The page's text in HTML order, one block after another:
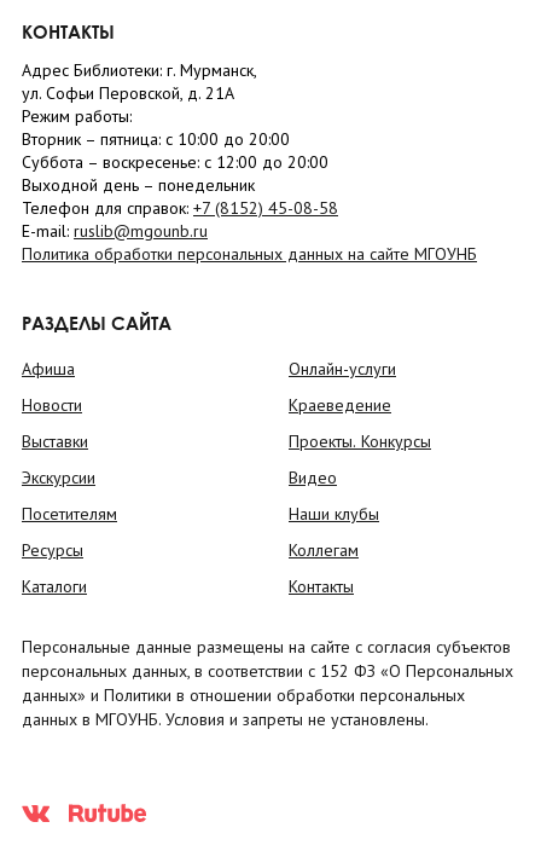
КОНТАКТЫ
Адрес Библиотеки: г. Мурманск,
ул. Софьи Перовской, д. 21А
Режим работы:
Вторник – пятница: с 10:00 до 20:00
Суббота – воскресенье: c 12:00 до 20:00
Выходной день – понедельник
Телефон для справок: +7 (8152) 45-08-58
E-mail: ruslib@mgounb.ru
Политика обработки персональных данных на сайте МГОУНБ
РАЗДЕЛЫ САЙТА
Афиша
Новости
Выставки
Экскурсии
Посетителям
Ресурсы
Каталоги
Онлайн-услуги
Краеведение
Проекты. Конкурсы
Видео
Наши клубы
Коллегам
Контакты
Персональные данные размещены на сайте с согласия субъектов
персональных данных, в соответствии с 152 ФЗ «О Персональных
данных» и Политики в отношении обработки персональных
данных в МГОУНБ. Условия и запреты не установлены.